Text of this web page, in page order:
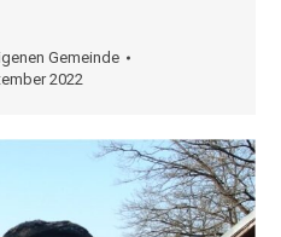
Gemeinde
2022